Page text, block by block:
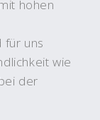
hohen
für uns
wie
der